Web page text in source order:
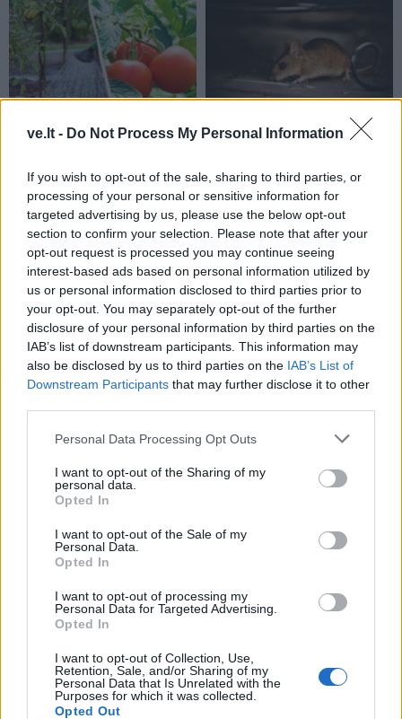
ve.lt - Do Not Process My Personal Information
If you wish to opt-out of the sale, sharing to third parties, or
processing of your personal or sensitive information for
targeted advertising by us, please use the below opt-out
section to confirm your selection. Please note that after your
opt-out request is processed you may continue seeing
interest-based ads based on personal information utilized by
us or personal information disclosed to third parties prior to
your opt-out. You may separately opt-out of the further
disclosure of your personal information by third parties on the
IAB’s list of downstream participants. This information may
also be disclosed by us to third parties on the IAB’s List of
Downstream Participants that may further disclose it to other
Personal Data Processing Opt Outs
I want to opt-out of the Sharing of my
personal data.
Opted In
I want to opt-out of the Sale of my
Personal Data.
Opted In
I want to opt-out of processing my
Personal Data for Targeted Advertising.
Opted In
I want to opt-out of Collection, Use,
Retention, Sale, and/or Sharing of my
Personal Data that Is Unrelated with the
Purposes for which it was collected.
Opted Out
Sodas ir daržas
prižiūrėti pomidorus per
karščius, kad
neprarastumėte derliaus
Sodas ir daržas
kas graužikus gąsdina
labiau nei nuodai
Sodas ir daržas
Natūrali kova su šliužais:
ką būtina žinoti prieš
pasirenkant antis
Sodas ir daržas
Kodėl sodininkai aplink
lysves barsto kajeno
pipirus? Priežastis jus
Sodas ir daržas
pomidoruose: paprastas
būdas išspręsti šią
problemą
Sodas ir daržas
toliau ir kaip jas genėti